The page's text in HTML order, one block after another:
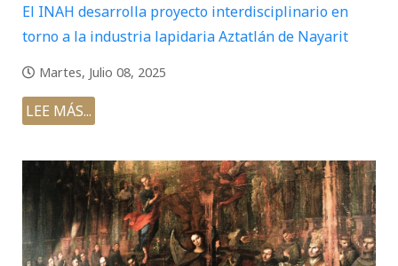
El INAH desarrolla proyecto interdisciplinario en
torno a la industria lapidaria Aztatlán de Nayarit
Martes, Julio 08, 2025
LEE MÁS...